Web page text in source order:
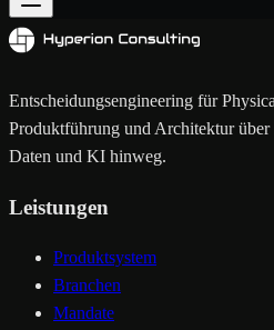
Entscheidungsengineering für
Produktführung und Architektur
Daten und KI hinweg.
Leistungen
Produktsystem
Branchen
Mandate